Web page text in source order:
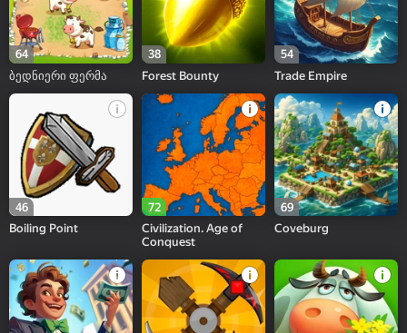
64
ბედნიერი ფერმა
38
Forest Bounty
54
Trade Empire
46
Boiling Point
72
Civilization. Age of
Conquest
69
Coveburg